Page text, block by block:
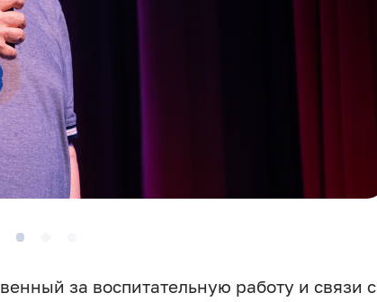
за воспитательную работу и связи с